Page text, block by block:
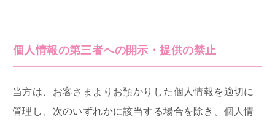
個人情報の第三者への開示・提供の禁止
当方は、お客さまよりお預かりした個人情報を適切に
管理し、次のいずれかに該当する場合を除き、個人情